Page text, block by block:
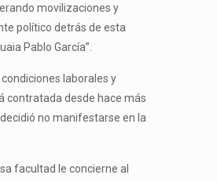
movilizaciones y
político detrás de esta
Pablo García”.
laborales y
contratada desde hace más
no manifestarse en la
facultad le concierne al